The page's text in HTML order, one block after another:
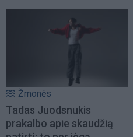
Žmonės
Tadas Juodsnukis
prakalbo apie skaudžią